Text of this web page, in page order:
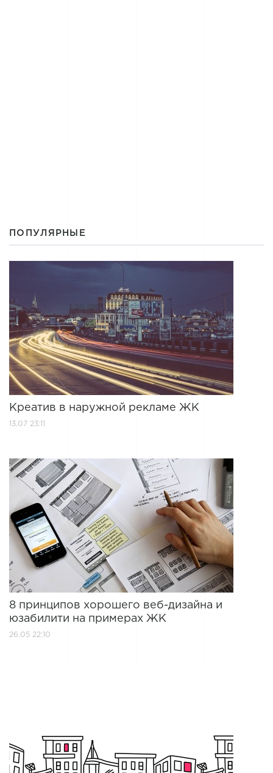
ПОПУЛЯРНЫЕ
Креатив в наружной рекламе ЖК
13.07 23:11
8 принципов хорошего веб-дизайна и
юзабилити на примерах ЖК
26.05 22:10